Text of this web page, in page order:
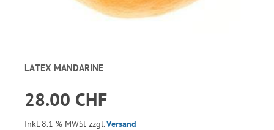
LATEX MANDARINE
28.00 CHF
Inkl. 8.1 % MWSt zzgl.Versand